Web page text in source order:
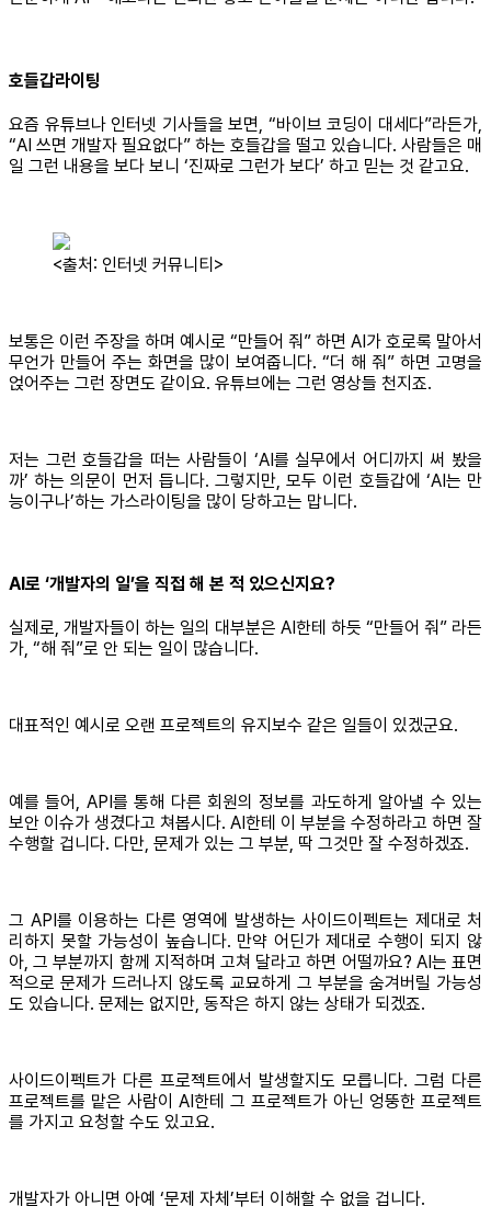
호들갑라이팅
요즘 유튜브나 인터넷 기사들을 보면, “바이브 코딩이 대세다”라든가,
“AI 쓰면 개발자 필요없다” 하는 호들갑을 떨고 있습니다. 사람들은 매
일 그런 내용을 보다 보니 ‘진짜로 그런가 보다’ 하고 믿는 것 같고요.
<출처: 인터넷 커뮤니티>
보통은 이런 주장을 하며 예시로 “만들어 줘” 하면 AI가 호로록 말아서
무언가 만들어 주는 화면을 많이 보여줍니다. “더 해 줘” 하면 고명을
얹어주는 그런 장면도 같이요. 유튜브에는 그런 영상들 천지죠.
저는 그런 호들갑을 떠는 사람들이 ‘AI를 실무에서 어디까지 써 봤을
까’ 하는 의문이 먼저 듭니다. 그렇지만, 모두 이런 호들갑에 ‘AI는 만
능이구나’하는 가스라이팅을 많이 당하고는 맙니다.
AI로 ‘개발자의 일’을 직접 해 본 적 있으신지요?
실제로, 개발자들이 하는 일의 대부분은 AI한테 하듯 “만들어 줘” 라든
가, “해 줘”로 안 되는 일이 많습니다.
대표적인 예시로 오랜 프로젝트의 유지보수 같은 일들이 있겠군요.
예를 들어, API를 통해 다른 회원의 정보를 과도하게 알아낼 수 있는
보안 이슈가 생겼다고 쳐봅시다. AI한테 이 부분을 수정하라고 하면 잘
수행할 겁니다. 다만, 문제가 있는 그 부분, 딱 그것만 잘 수정하겠죠.
그 API를 이용하는 다른 영역에 발생하는 사이드이펙트는 제대로 처
리하지 못할 가능성이 높습니다. 만약 어딘가 제대로 수행이 되지 않
아, 그 부분까지 함께 지적하며 고쳐 달라고 하면 어떨까요? AI는 표면
적으로 문제가 드러나지 않도록 교묘하게 그 부분을 숨겨버릴 가능성
도 있습니다. 문제는 없지만, 동작은 하지 않는 상태가 되겠죠.
사이드이펙트가 다른 프로젝트에서 발생할지도 모릅니다. 그럼 다른
프로젝트를 맡은 사람이 AI한테 그 프로젝트가 아닌 엉뚱한 프로젝트
를 가지고 요청할 수도 있고요.
개발자가 아니면 아예 ‘문제 자체’부터 이해할 수 없을 겁니다.